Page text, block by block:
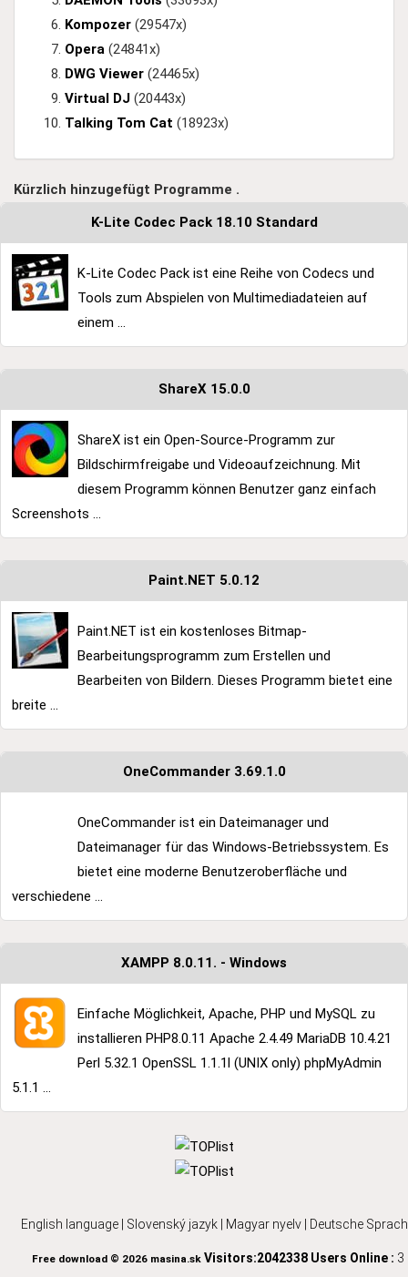
Kompozer (29547x)
Opera (24841x)
DWG Viewer (24465x)
Virtual DJ (20443x)
Talking Tom Cat (18923x)
Kürzlich hinzugefügt Programme .
K-Lite Codec Pack 18.10 Standard
K-Lite Codec Pack ist eine Reihe von Codecs und
Tools zum Abspielen von Multimediadateien auf
einem ...
ShareX 15.0.0
ShareX ist ein Open-Source-Programm zur
Bildschirmfreigabe und Videoaufzeichnung. Mit
diesem Programm können Benutzer ganz einfach
Screenshots ...
Paint.NET 5.0.12
Paint.NET ist ein kostenloses Bitmap-
Bearbeitungsprogramm zum Erstellen und
Bearbeiten von Bildern. Dieses Programm bietet eine
breite ...
OneCommander 3.69.1.0
OneCommander ist ein Dateimanager und
Dateimanager für das Windows-Betriebssystem. Es
bietet eine moderne Benutzeroberfläche und
verschiedene ...
XAMPP 8.0.11. - Windows
Einfache Möglichkeit, Apache, PHP und MySQL zu
installieren PHP8.0.11 Apache 2.4.49 MariaDB 10.4.21
Perl 5.32.1 OpenSSL 1.1.1l (UNIX only) phpMyAdmin
5.1.1 ...
English language Slovenský jazyk Magyar nyelv Deutsche
Free download © 2026 masina.skVisitors:2042338 Users Online : 3